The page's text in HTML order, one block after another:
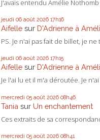
J'avais entendu Amélie
jeudi 06 août 2026 17h16
Aifelle sur D'Adrienne à
PS. Je n'ai pas fait de billet, je ne
jeudi 06 août 2026 17h15
Aifelle sur D'Adrienne à
Je l'ai lu et il m'a déroutée. Je
mercredi 05 août 2026 08h46
Tania sur Un enchantement
Ces extraits de sa
mercredi 05 août 2026 08h41